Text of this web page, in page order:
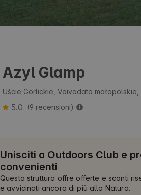
Azyl Glamp
Uście Gorlickie, Voivodato małopolskie,
5.0 (9 recensioni)
Unisciti a Outdoors Club e
convenienti
Questa struttura offre offerte e sconti
e avvicinati ancora di più alla Natura.